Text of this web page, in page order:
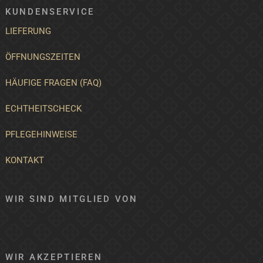
KUNDENSERVICE
LIEFERUNG
ÖFFNUNGSZEITEN
HÄUFIGE FRAGEN (FAQ)
ECHTHEITSCHECK
PFLEGEHINWEISE
KONTAKT
WIR SIND MITGLIED VON
WIR AKZEPTIEREN